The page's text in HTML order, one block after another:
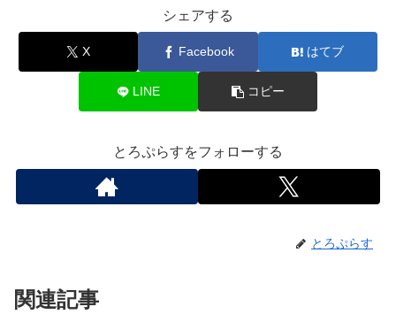
シェアする
X Facebook はてブ
LINE コピー
とろぷらすをフォローする
とろぷらす
関連記事